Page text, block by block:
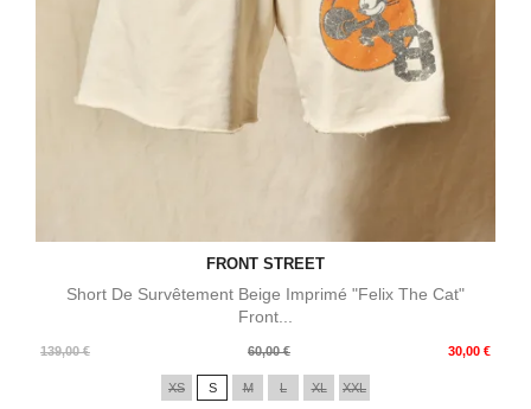
FRONT STREET
Short De Survêtement Beige Imprimé "Felix The Cat"
Front...
139,00 €
Prix
60,00 € 30,00 €
Prix
XS S M L XL XXL